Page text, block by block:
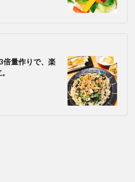
倍量作りで、楽